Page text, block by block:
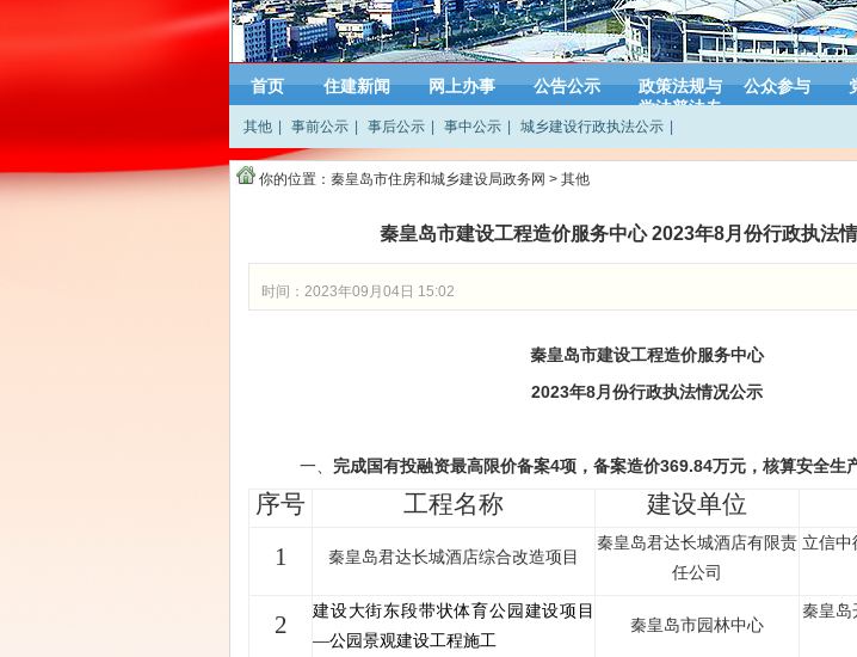
首页 住建新闻 网上办事 公告公示
政策法规与
学法普法专
栏
公众参与
其他 事前公示 事后公示 事中公示 城乡建设行政执法公示
你的位置： 秦皇岛市住房和城乡建设局政务网 > 其他
秦皇岛市建设工程造价服务中心 2023年8月份行政执法
时间：2023年09月04日 15:02
秦皇岛市建设工程造价服务中心
2023年8月 份行政执法情况公示
一、 完成国有投融资最高限价备案4项， 备案造价369.84万元，核算安全生
序号 工程名称 建设单位
1
秦皇岛君达长城酒店综合改造项目
秦皇岛君达长城酒店有限责
任公司
立信中
2
建设大街东段带状体育公园建设项目
—公园景观建设工程施工
秦皇岛市园林中心
秦皇岛